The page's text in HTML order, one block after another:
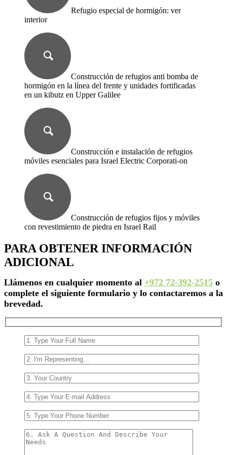
Refugio especial de hormigón: ver
interior
Construcción de refugios anti bomba de
hormigón en la línea del frente y unidades fortificadas
en un kibutz en Upper Galilee
Construcción e instalación de refugios
móviles esenciales para Israel Electric Corporati-on
Construcción de refugios fijos y móviles
con revestimiento de piedra en Israel Rail
PARA OBTENER INFORMACIÓN
ADICIONAL
Llámenos en cualquier momento al +972 72-392-2515 o
complete el siguiente formulario y lo contactaremos a la
brevedad.